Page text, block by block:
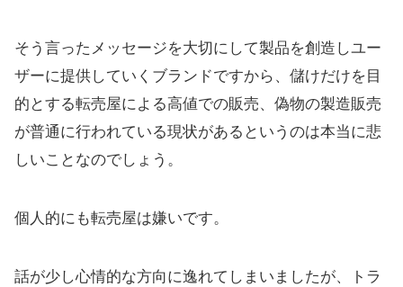
そう言ったメッセージを大切にして製品を創造しユー
ザーに提供していくブランドですから、儲けだけを目
的とする転売屋による高値での販売、偽物の製造販売
が普通に行われている現状があるというのは本当に悲
しいことなのでしょう。
個人的にも転売屋は嫌いです。
話が少し心情的な方向に逸れてしまいましたが、トラ